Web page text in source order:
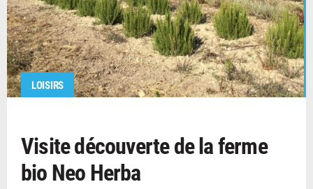
LOISIRS
Visite découverte de la ferme
bio Neo Herba